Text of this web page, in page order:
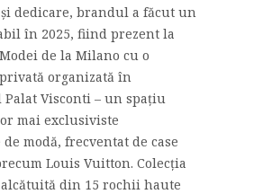
dedicare, brandul a făcut un
în 2025, fiind prezent la
de la Milano cu o
organizată în
Visconti – un spațiu
mai exclusiviste
modă, frecventat de case
Louis Vuitton. Colecția
din 15 rochii haute